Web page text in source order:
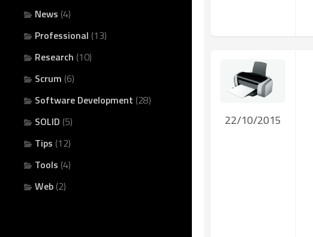
News (4)
Professional (13)
Research (10)
Scrum (6)
Software Development (28)
SOLID (5)
Tips (12)
Tools (4)
Web (2)
22/10/2015